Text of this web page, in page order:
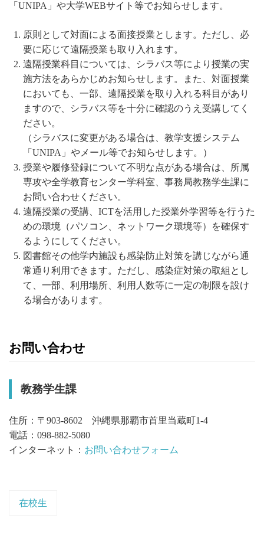
「UNIPA」や大学WEBサイト等でお知らせします。
原則として対面による面接授業とします。ただし、必
要に応じて遠隔授業も取り入れます。
遠隔授業科目については、シラバス等により授業の実
施方法をあらかじめお知らせします。また、対面授業
においても、一部、遠隔授業を取り入れる科目があり
ますので、シラバス等を十分に確認のうえ受講してく
ださい。
（シラバスに変更がある場合は、教学支援システム
「UNIPA」やメール等でお知らせします。）
授業や履修登録について不明な点がある場合は、所属
専攻や全学教育センター学科室、事務局教務学生課に
お問い合わせください。
遠隔授業の受講、ICTを活用した授業外学習等を行うた
めの環境（パソコン、ネットワーク環境等）を確保す
るようにしてください。
図書館その他学内施設も感染防止対策を講じながら通
常通り利用できます。ただし、感染症対策の取組とし
て、一部、利用場所、利用人数等に一定の制限を設け
る場合があります。
お問い合わせ
教務学生課
住所：〒903-8602 沖縄県那覇市首里当蔵町1-4
電話：098-882-5080
インターネット： お問い合わせフォーム
在校生